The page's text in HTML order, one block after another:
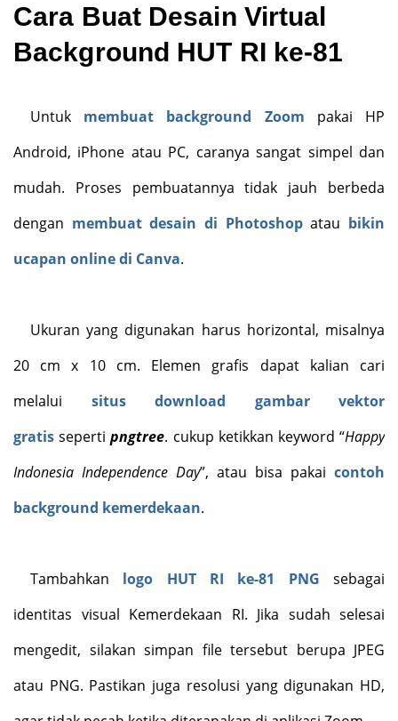
Cara Buat Desain Virtual
Background HUT RI ke-81
Untuk membuat background Zoom pakai HP
Android, iPhone atau PC, caranya sangat simpel dan
mudah. Proses pembuatannya tidak jauh berbeda
dengan membuat desain di Photoshopatau bikin
ucapan online di Canva.
Ukuran yang digunakan harus horizontal, misalnya
20 cm x 10 cm. Elemen grafis dapat kalian cari
melalui situs download gambar vektor
gratis sepertipngtree. cukup ketikkan keyword “Happy
Indonesia Independence Day”, atau bisa pakai contoh
background kemerdekaan.
Tambahkan logo HUT RI ke-81 PNG sebagai
identitas visual Kemerdekaan RI. Jika sudah selesai
mengedit, silakan simpan file tersebut berupa JPEG
atau PNG. Pastikan juga resolusi yang digunakan HD,